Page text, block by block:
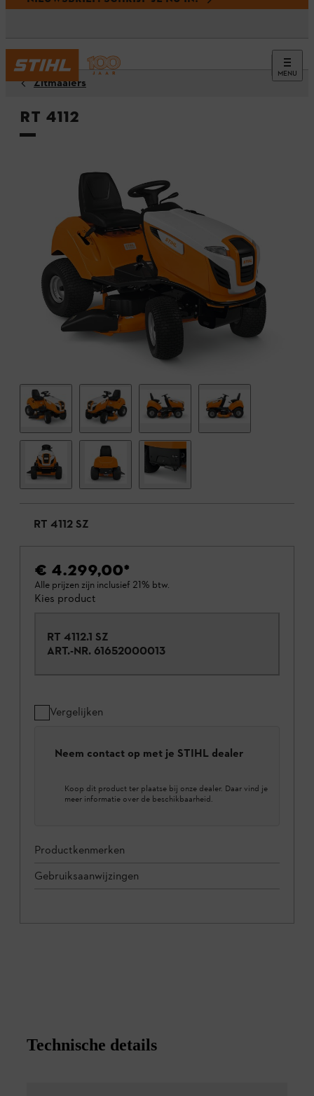
MENU
Zitmaaiers
RT 4112
RT 4112 SZ
€ 4.299,00*
Alle prijzen zijn inclusief 21% btw.
Kies product
RT 4112.1 SZ
ART.-NR. 61652000013
Vergelijken
Neem contact op met je STIHL dealer
Koop dit product ter plaatse bij onze dealer. Daar vind je
meer informatie over de beschikbaarheid.
Productkenmerken
Gebruiksaanwijzingen
Technische details